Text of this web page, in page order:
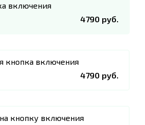
включения
4790 руб.
кнопка включения
4790 руб.
кнопку включения